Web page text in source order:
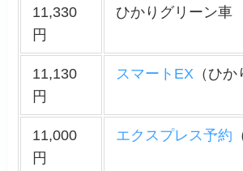
11,330
円
ひかりグリーン車
11,130
円
スマートEX（ひか
11,000
円
エクスプレス予約